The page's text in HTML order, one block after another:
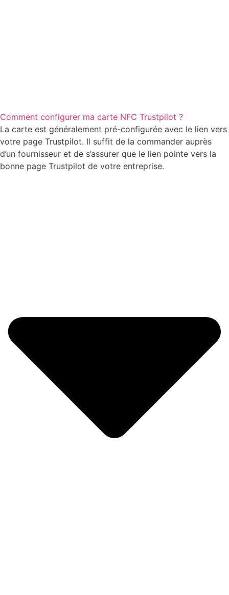
Comment configurer ma carte NFC Trustpilot ?
La carte est généralement pré-configurée avec le lien vers
votre page Trustpilot. Il suffit de la commander auprès
d’un fournisseur et de s’assurer que le lien pointe vers la
bonne page Trustpilot de votre entreprise.